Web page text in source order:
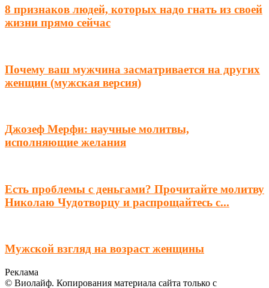
8 признаков людей, которых надо гнать из своей
жизни прямо сейчас
Почему ваш мужчина засматривается на других
женщин (мужская версия)
Джозеф Мерфи: научные молитвы,
исполняющие желания
Есть проблемы с деньгами? Прочитайте молитву
Николаю Чудотворцу и распрощайтесь с...
Мужской взгляд на возраст женщины
Реклама
© Виолайф. Копирования материала сайта только с